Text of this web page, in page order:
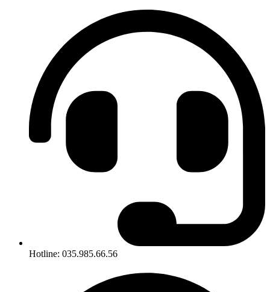
Hotline: 035.985.66.56